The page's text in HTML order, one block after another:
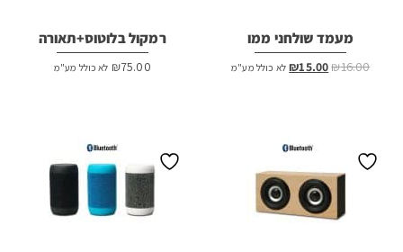
מעמד שולחני ממו
₪16.00
המחיר₪15.00 המחיר
לא כולל מע"מ
רמקול בלוטוס+תאורה
₪75.00 לא כולל מע"מ